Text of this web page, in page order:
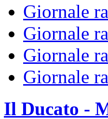
Giornale
Giornale
Giornale
Giornale
Il Ducato -